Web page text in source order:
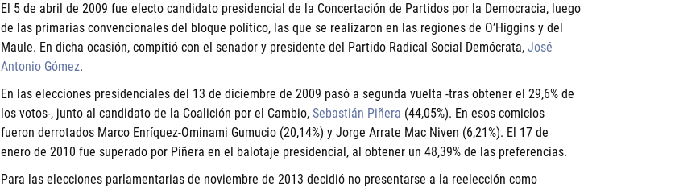
El 5 de abril de 2009 fue electo candidato presidencial de la Concertación de Partidos por la Democracia, luego
de las primarias convencionales del bloque político, las que se realizaron en las regiones de O’Higgins y del
Maule. En dicha ocasión, compitió con el senador y presidente del Partido Radical Social Demócrata, José
Antonio Gómez.
En las elecciones presidenciales del 13 de diciembre de 2009 pasó a segunda vuelta -tras obtener el 29,6% de
los votos-, junto al candidato de la Coalición por el Cambio, Sebastián Piñera (44,05%). En esos comicios
fueron derrotados Marco Enríquez-Ominami Gumucio (20,14%) y Jorge Arrate Mac Niven (6,21%). El 17 de
enero de 2010 fue superado por Piñera en el balotaje presidencial, al obtener un 48,39% de las preferencias.
Para las elecciones parlamentarias de noviembre de 2013 decidió no presentarse a la reelección como